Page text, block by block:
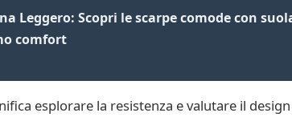
Leggero: Scopri le scarpe comode con
comfort
esplorare la resistenza e valutare il